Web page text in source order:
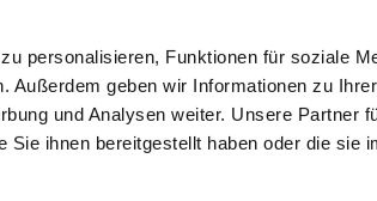
personalisieren, Funktionen für soziale
Außerdem geben wir Informationen zu
und Analysen weiter. Unsere Partner
ihnen bereitgestellt haben oder die sie